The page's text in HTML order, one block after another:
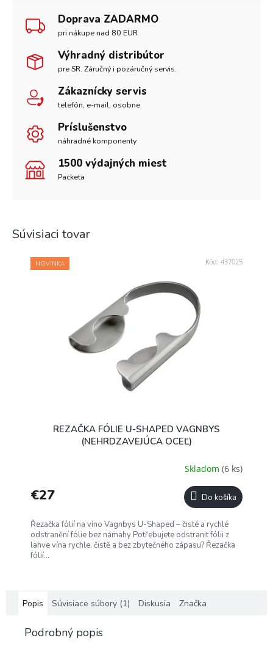
Doprava ZADARMO
pri nákupe nad 80 EUR
Výhradný distribútor
pre SR. Záručný i pozáručný servis.
Zákaznícky servis
telefón, e-mail, osobne
Príslušenstvo
náhradné komponenty
1500 výdajných miest
Packeta
Súvisiaci tovar
NOVINKA
REZAČKA FÓLIE U-SHAPED VAGNBYS
(NEHRDZAVEJÚCA OCEĽ)
Skladom (6 ks)
€27 Do košíka
Řezačka fólií na víno Vagnbys U-Shaped – čisté a rychlé
odstranění fólie bez námahy Potřebujete odstranit fólii z
lahve vína rychle, čistě a bez zbytečného zápasu? Řezačka
fólií...
Kód: 437025
Popis Súvisiace súbory (1) Diskusia Značka
Podrobný popis